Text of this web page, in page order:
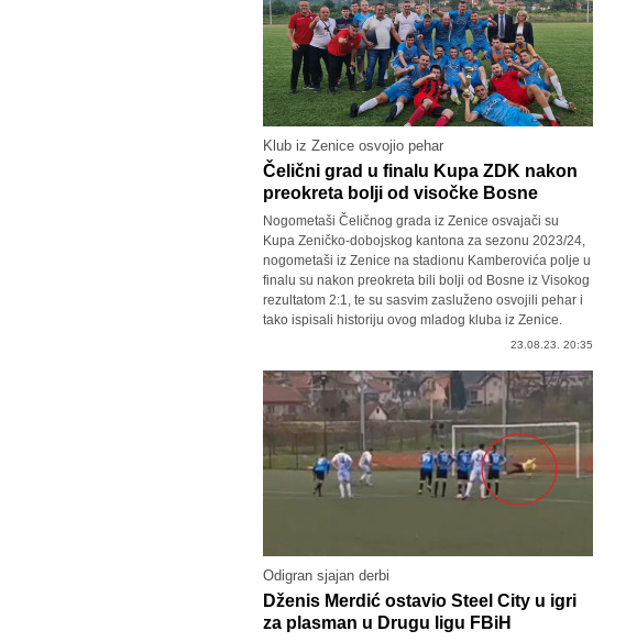
Klub iz Zenice osvojio pehar
Čelični grad u finalu Kupa ZDK nakon
preokreta bolji od visočke Bosne
Nogometaši Čeličnog grada iz Zenice osvajači su
Kupa Zeničko-dobojskog kantona za sezonu 2023/24,
nogometaši iz Zenice na stadionu Kamberovića polje u
finalu su nakon preokreta bili bolji od Bosne iz Visokog
rezultatom 2:1, te su sasvim zasluženo osvojili pehar i
tako ispisali historiju ovog mladog kluba iz Zenice.
23.08.23. 20:35
Odigran sjajan derbi
Dženis Merdić ostavio Steel City u igri
za plasman u Drugu ligu FBiH